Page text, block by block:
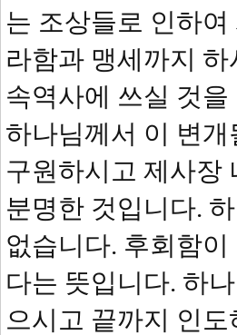
는 조상들로 인하
라함과 맹세까지
속역사에 쓰실 것
하나님께서 이 변
구원하시고 제사장
분명한 것입니다.
없습니다. 후회함
다는 뜻입니다. 하
으시고 끝까지 인